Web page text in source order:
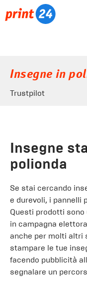
Insegne in
Trustpilot
Insegne
polionda
Se stai cercando
e durevoli, i pannelli
Questi prodotti
in campagna
anche per molti altri
stampare le tue
facendo pubblicità
segnalare un